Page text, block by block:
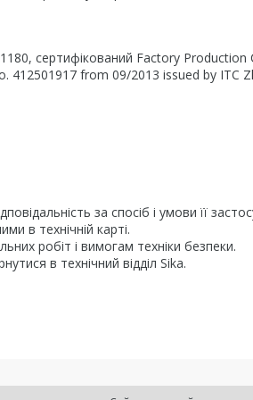
сертифікований Factory
412501917 from 09/2013 issued by ITC
за спосіб і умови її
в технічній карті.
робіт і вимогам техніки безпеки.
в технічний відділ Sika.